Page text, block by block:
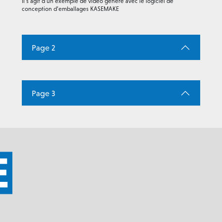
conception d’emballages KASEMAKE
Page 2
Page 3